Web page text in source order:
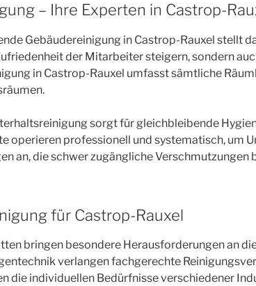
– Ihre Experten in Castrop-
Gebäudereinigung in Castrop-Rauxel stellt
der Mitarbeiter steigern, sondern
in Castrop-Rauxel umfasst sämtliche
sorgt für gleichbleibende
operieren professionell und systematisch, um
an, die schwer zugängliche
für Castrop-Rauxel
bringen besondere Herausforderungen an
verlangen fachgerechte
die individuellen Bedürfnisse verschiedener